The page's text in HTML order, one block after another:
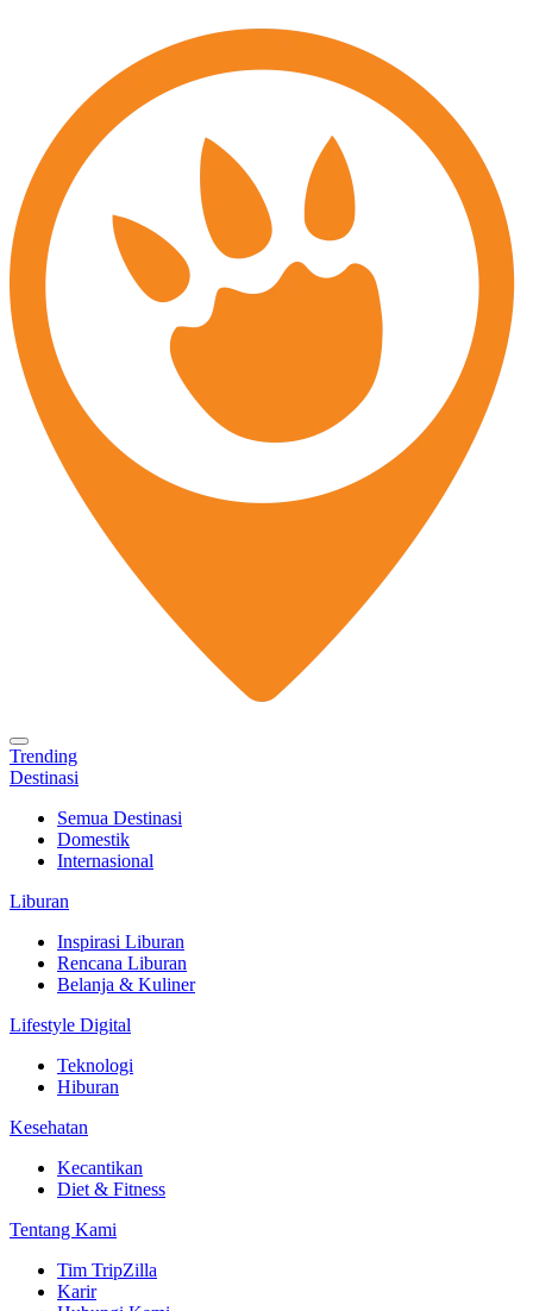
Trending
Destinasi
Semua Destinasi
Domestik
Internasional
Liburan
Inspirasi Liburan
Rencana Liburan
Belanja & Kuliner
Lifestyle Digital
Teknologi
Hiburan
Kesehatan
Kecantikan
Diet & Fitness
Tentang Kami
Tim TripZilla
Karir